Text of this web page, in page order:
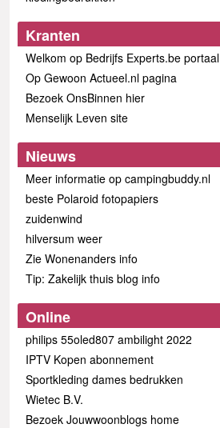
Kranten
Welkom op Bedrijfs Experts.be portaal
Op Gewoon Actueel.nl pagina
Bezoek OnsBinnen hier
Menselijk Leven site
Nieuws
Meer informatie op campingbuddy.nl
beste Polaroid fotopapiers
zuidenwind
hilversum weer
Zie Wonenanders info
Tip: Zakelijk thuis blog info
Online
philips 55oled807 ambilight 2022
IPTV Kopen abonnement
Sportkleding dames bedrukken
Wietec B.V.
Bezoek Jouwwoonblogs home